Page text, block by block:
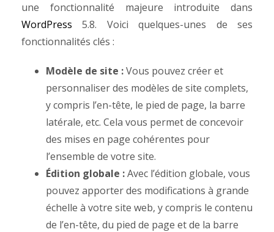
une fonctionnalité majeure introduite dans
WordPress5.8. Voici quelques-unes de ses
fonctionnalités clés :
Modèle de site :Vous pouvez créer et
personnaliser des modèles de site complets,
y compris l’en-tête, le pied de page, la barre
latérale, etc. Cela vous permet de concevoir
des mises en page cohérentes pour
l’ensemble de votre site.
Édition globale :Avec l’édition globale, vous
pouvez apporter des modifications à grande
échelle à votre site web, y compris le contenu
de l’en-tête, du pied de page et de la barre